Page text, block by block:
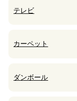
テレビ
カーペット
ダンボール